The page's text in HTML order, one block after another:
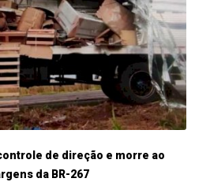
de direção e morre ao
da BR-267